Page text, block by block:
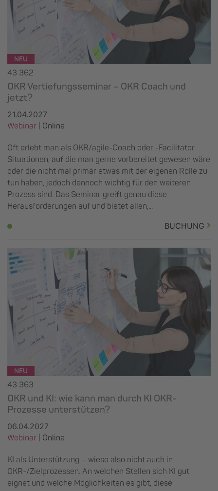
NEU
43 362
OKR Vertiefungsseminar – OKR Coach und
jetzt?
21.04.2027
Webinar | Online
Oft erlebt man als OKR/agile-Coach oder -Facilitator
Situationen, auf die man gerne vorbereitet gewesen wäre
oder die nicht mal primär etwas mit der eigenen Rolle zu
tun haben, jedoch dennoch wichtig für den weiteren
Prozess sind. Das Seminar greift genau diese
Herausforderungen auf und bietet allen,...
BUCHUNG
NEU
43 363
OKR und KI: wie kann man durch KI OKR-
Prozesse unterstützen?
06.04.2027
Webinar | Online
KI als Unterstützung – wieso also nicht auch in
OKR-/Zielprozessen. An welchen Stellen sich KI gut
eignet und welche Möglichkeiten es gibt, diese